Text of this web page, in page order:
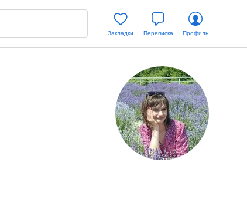
Закладки Переписка Профиль